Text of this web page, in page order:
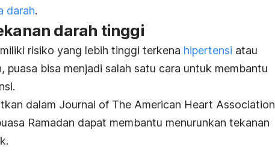
darah.
darah tinggi
risiko yang lebih tinggi terkena hipertensi atau
puasa bisa menjadi salah satu cara untuk membantu
dalam Journal of The American Heart Association
Ramadan dapat membantu menurunkan tekanan